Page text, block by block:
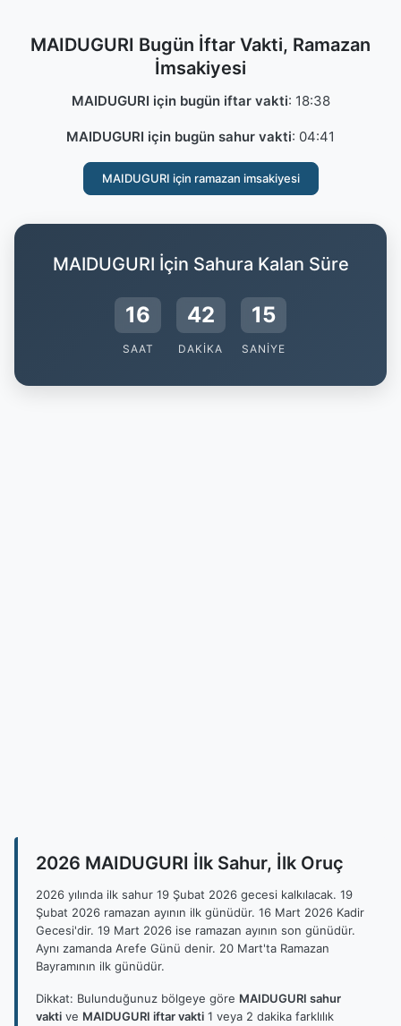
MAIDUGURI Bugün İftar Vakti, Ramazan
İmsakiyesi
MAIDUGURI için bugün iftar vakti: 18:38
MAIDUGURI için bugün sahur vakti: 04:41
MAIDUGURI için ramazan imsakiyesi
MAIDUGURI İçin Sahura Kalan Süre
16
SAAT
42
DAKIKA
14
SANIYE
2026 MAIDUGURI İlk Sahur, İlk Oruç
2026 yılında ilk sahur 19 Şubat 2026 gecesi kalkılacak. 19
Şubat 2026 ramazan ayının ilk günüdür. 16 Mart 2026 Kadir
Gecesi'dir. 19 Mart 2026 ise ramazan ayının son günüdür.
Aynı zamanda Arefe Günü denir. 20 Mart'ta Ramazan
Bayramının ilk günüdür.
Dikkat: Bulunduğunuz bölgeye göre MAIDUGURI sahur
vakti ve MAIDUGURI iftar vakti 1 veya 2 dakika farklılık